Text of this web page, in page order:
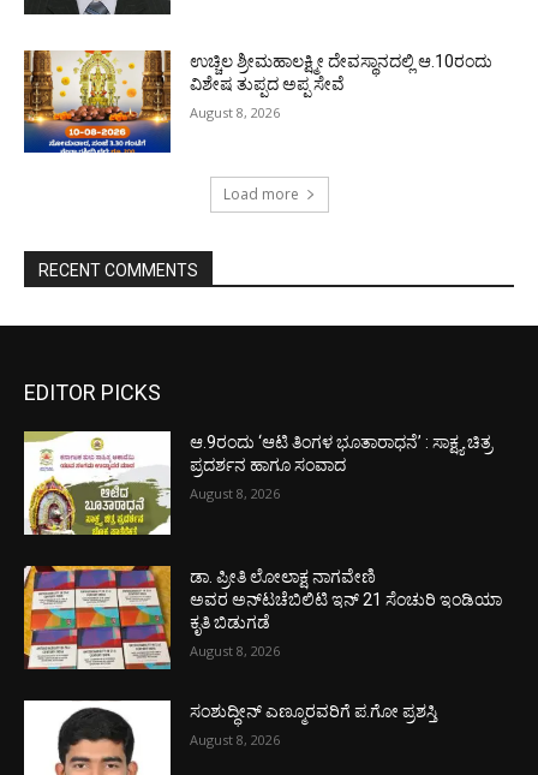
ಉಚ್ಚಿಲ ಶ್ರೀಮಹಾಲಕ್ಷ್ಮೀ ದೇವಸ್ಥಾನದಲ್ಲಿ ಆ.10ರಂದು
ವಿಶೇಷ ತುಪ್ಪದ ಅಪ್ಪ ಸೇವೆ
August 8, 2026
Load more
RECENT COMMENTS
EDITOR PICKS
ಆ.9ರಂದು ‘ಆಟಿ ತಿಂಗಳ ಭೂತಾರಾಧನೆ’ : ಸಾಕ್ಷ್ಯ ಚಿತ್ರ
ಪ್ರದರ್ಶನ ಹಾಗೂ ಸಂವಾದ
August 8, 2026
ಡಾ. ಪ್ರೀತಿ ಲೋಲಾಕ್ಷ ನಾಗವೇಣಿ
ಅವರ ಅನ್‌ಟಚೆಬಿಲಿಟಿ ಇನ್ 21 ಸೆಂಚುರಿ ಇಂಡಿಯಾ
ಕೃತಿ ಬಿಡುಗಡೆ
August 8, 2026
ಸಂಶುದ್ಧೀನ್ ಎಣ್ಮೂರವರಿಗೆ ಪ.ಗೋ ಪ್ರಶಸ್ತಿ
August 8, 2026